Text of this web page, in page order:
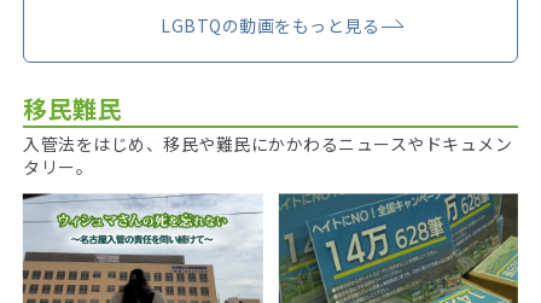
LGBTQの動画をもっと見る
移民難民
入管法をはじめ、移民や難民にかかわるニュースやドキュメン
タリー。